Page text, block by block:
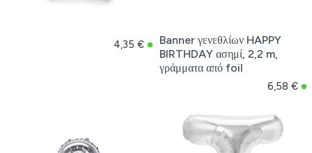
4,35 €
Banner γενεθλίων HAPPY
BIRTHDAY ασημί, 2,2 m,
γράμματα από foil
6,58 €